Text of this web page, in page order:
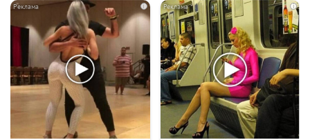
i i